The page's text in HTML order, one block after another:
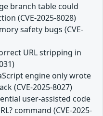
branch table could
(CVE-2025-8028)
safety bugs (CVE-
URL stripping in
engine only wrote
(CVE-2025-8027)
user-assisted code
command (CVE-2025-